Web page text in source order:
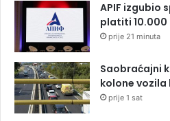
APIF izgubio
platiti 10.000
prije 21 minuta
Saobraćajni
kolone vozila
prije 1 sat